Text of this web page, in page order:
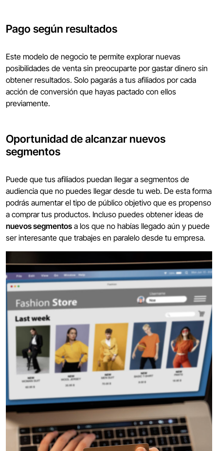
Pago según resultados
Este modelo de negocio te permite explorar nuevas
posibilidades de venta sin preocuparte por gastar dinero sin
obtener resultados. Solo pagarás a tus afiliados por cada
acción de conversión que hayas pactado con ellos
previamente.
Oportunidad de alcanzar nuevos
segmentos
Puede que tus afiliados puedan llegar a segmentos de
audiencia que no puedes llegar desde tu web. De esta forma
podrás aumentar el tipo de público objetivo que es propenso
a comprar tus productos. Incluso puedes obtener ideas de
nuevos segmentos a los que no habías llegado aún y puede
ser interesante que trabajes en paralelo desde tu empresa.